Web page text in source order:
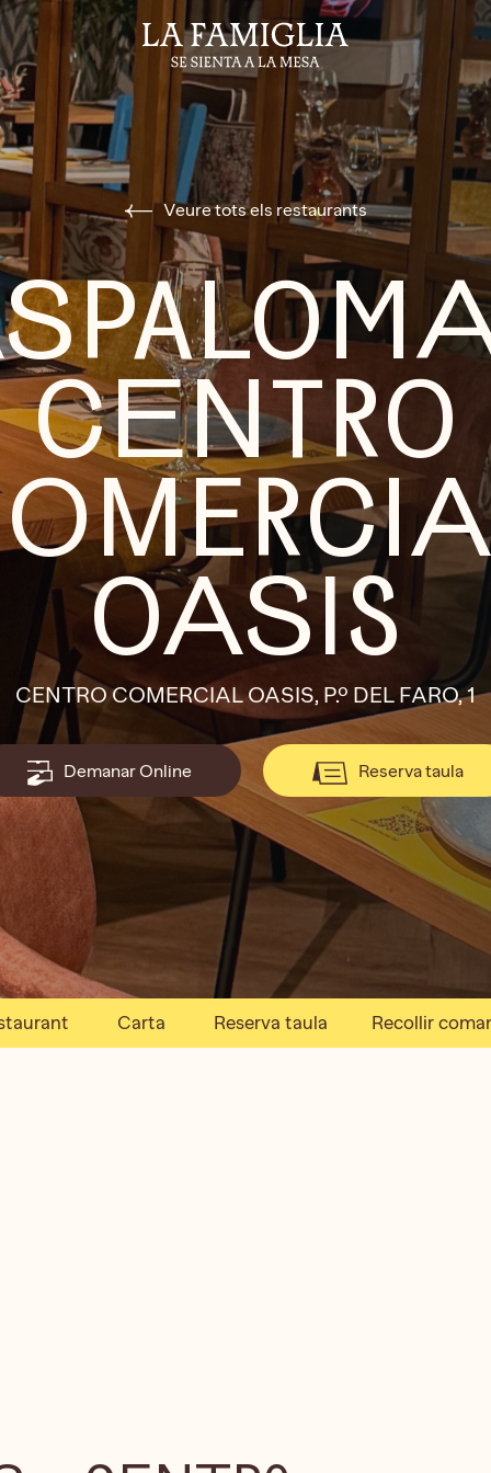
Veure tots els restaurants
CENTRO
OASIS
CENTRO COMERCIAL OASIS, P.º DEL FARO, 1
Demanar Online Reserva taula
Carta Reserva taula Recollir